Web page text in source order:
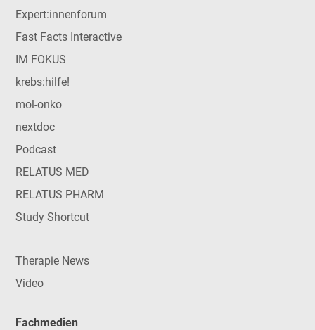
Expert:innenforum
Fast Facts Interactive
IM FOKUS
krebs:hilfe!
mol-onko
nextdoc
Podcast
RELATUS MED
RELATUS PHARM
Study Shortcut
Therapie News
Video
Fachmedien